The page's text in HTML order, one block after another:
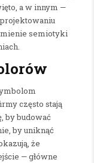
a w innym —
semiotyki
często stają
by budować
by uniknąć
że
— główne